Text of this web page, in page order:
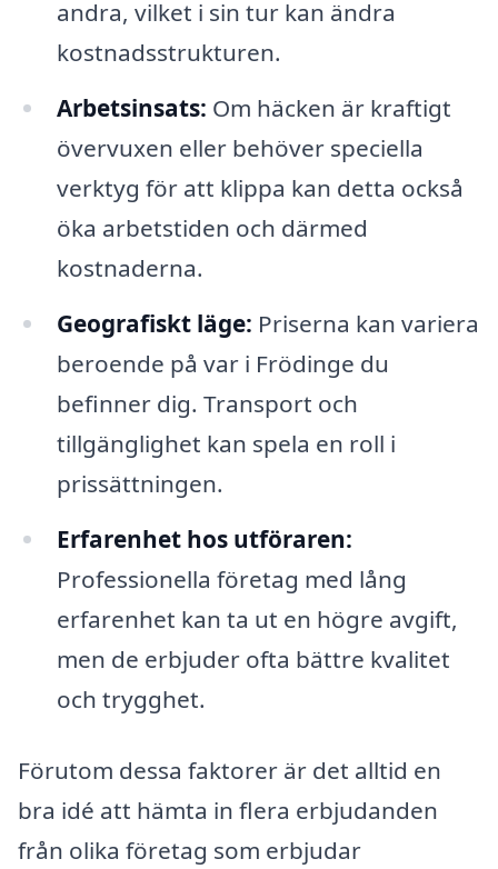
andra, vilket i sin tur kan ändra
kostnadsstrukturen.
Arbetsinsats: Om häcken är kraftigt
övervuxen eller behöver speciella
verktyg för att klippa kan detta också
öka arbetstiden och därmed
kostnaderna.
Geografiskt läge: Priserna kan variera
beroende på var i Frödinge du
befinner dig. Transport och
tillgänglighet kan spela en roll i
prissättningen.
Erfarenhet hos utföraren:
Professionella företag med lång
erfarenhet kan ta ut en högre avgift,
men de erbjuder ofta bättre kvalitet
och trygghet.
Förutom dessa faktorer är det alltid en
bra idé att hämta in flera erbjudanden
från olika företag som erbjudar